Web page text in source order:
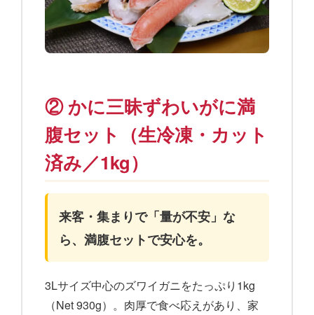
② かに三昧ずわいがに満
腹セット（生冷凍・カット
済み／1kg）
来客・集まりで「量が不安」な
ら、満腹セットで安心を。
3Lサイズ中心のズワイガニをたっぷり1kg
（Net 930g）。肉厚で食べ応えがあり、家